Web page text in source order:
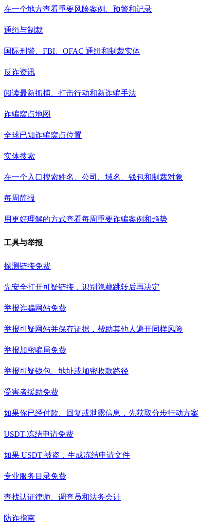
在一个地方查看重要风险案例、预警和记录
通缉与制裁
国际刑警、FBI、OFAC 通缉和制裁实体
反诈资讯
阅读最新抓捕、打击行动和新诈骗手法
诈骗窝点地图
全球已知诈骗窝点位置
实体搜索
在一个入口搜索姓名、公司、域名、钱包和制裁对象
每周简报
用更好理解的方式查看每周重要诈骗案例和趋势
工具与举报
探测链接免费
先安全打开可疑链接，识别隐藏跳转后再决定
举报诈骗网站免费
举报可疑网站并保存证据，帮助其他人避开同样风险
举报加密骗局免费
举报可疑钱包、地址或加密收款路径
受害者援助免费
如果你已经付款、回复或泄露信息，先获取分步行动方案
USDT 冻结申请免费
如果 USDT 被盗，生成冻结申请文件
专业服务目录免费
查找认证律师、调查员和法务会计
防诈指南